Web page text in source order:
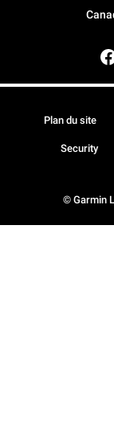
© Garmin
Plan du site
Security